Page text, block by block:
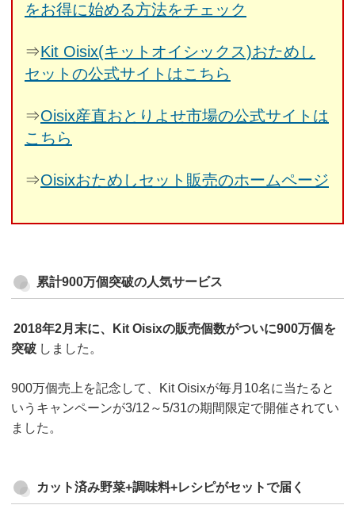
をお得に始める方法をチェック
⇒Kit Oisix(キットオイシックス)おためし
セットの公式サイトはこちら
⇒Oisix産直おとりよせ市場の公式サイトは
こちら
⇒Oisixおためしセット販売のホームページ
累計900万個突破の人気サービス
2018年2月末に、Kit Oisixの販売個数がついに900万個を
突破 しました。
900万個売上を記念して、Kit Oisixが毎月10名に当たると
いうキャンペーンが3/12～5/31の期間限定で開催されてい
ました。
カット済み野菜+調味料+レシピがセットで届く